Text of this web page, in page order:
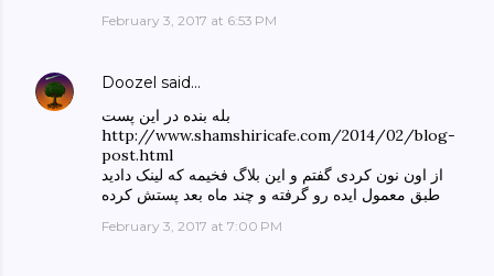
February 3, 2017 at 6:53 PM
Doozel said…
بله بنده در این پست
http://www.shamshiricafe.com/2014/02/blog-
post.html
از اون نون کردی گفتم و این بلاگ فخیمه که لینک دادید
طبق معمول ایده رو گرفته و چند ماه بعد پستش کرده
February 3, 2017 at 7:00 PM